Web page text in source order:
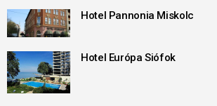
Hotel Pannonia Miskolc
Hotel Európa Siófok